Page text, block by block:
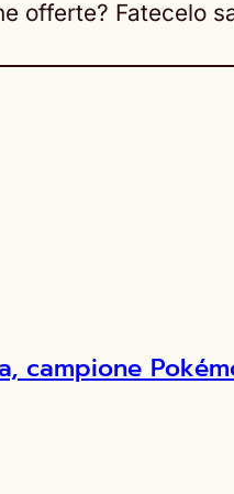
offerte? Fatecelo
campione